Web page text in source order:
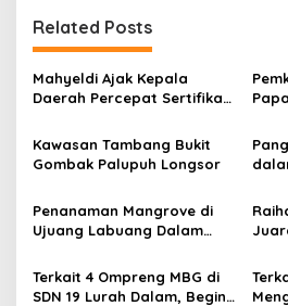
g
a
s
i
p
o
s
Related Posts
Mahyeldi Ajak Kepala
Daerah Percepat Sertifikasi
Pusat Ekosistem Halal
Nasional
Kawasan Tambang Bukit
Gombak Palupuh Longsor
Penanaman Mangrove di
Ujuang Labuang Dalam
Sedunia
Terkait 4 Ompreng MBG di
SDN 19 Lurah Dalam, Begini